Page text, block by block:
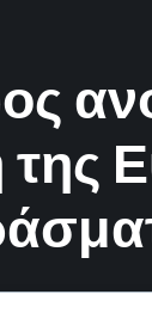
της